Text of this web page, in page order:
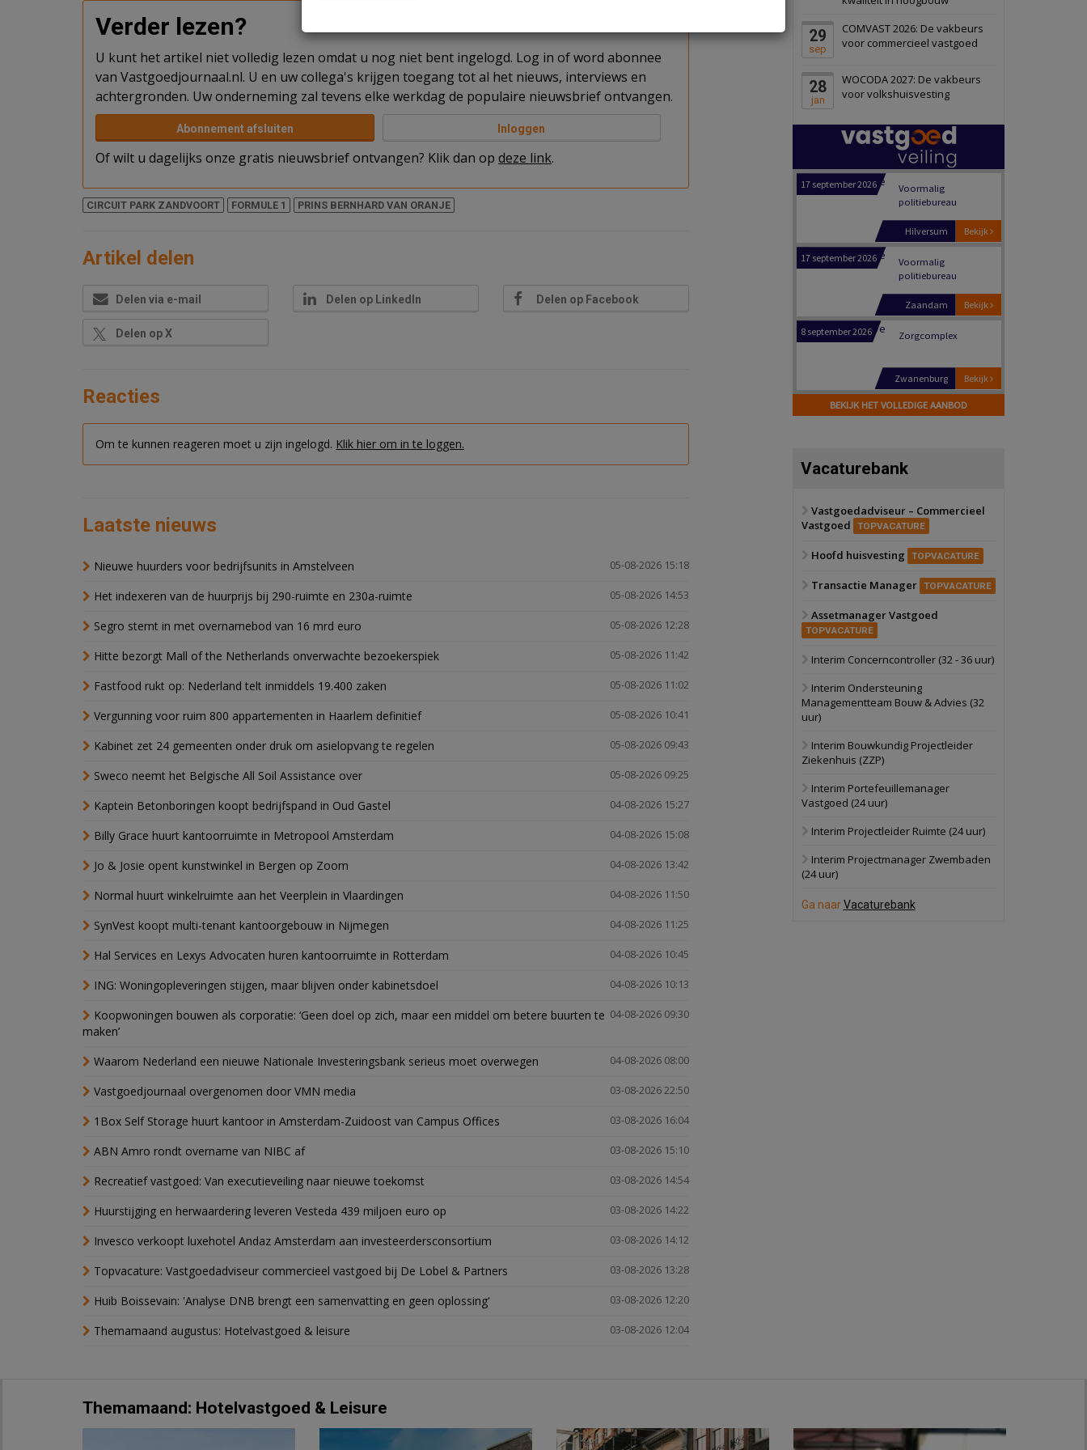
Verder lezen?
U kunt het artikel niet volledig lezen omdat u nog niet bent ingelogd. Log in of word abonnee
van Vastgoedjournaal.nl. U en uw collega's krijgen toegang tot al het nieuws, interviews en
achtergronden. Uw onderneming zal tevens elke werkdag de populaire nieuwsbrief ontvangen.
Abonnement afsluiten Inloggen
Of wilt u dagelijks onze gratis nieuwsbrief ontvangen? Klik dan op deze link.
CIRCUIT PARK ZANDVOORT FORMULE 1 PRINS BERNHARD VAN ORANJE
Artikel delen
Delen via e-mail Delen op LinkedIn Delen op Facebook
Delen op X
Reacties
Om te kunnen reageren moet u zijn ingelogd. Klik hier om in te loggen.
Laatste nieuws
05-08-2026 15:18
Nieuwe huurders voor bedrijfsunits in Amstelveen
05-08-2026 14:53
Het indexeren van de huurprijs bij 290-ruimte en 230a-ruimte
05-08-2026 12:28
Segro stemt in met overnamebod van 16 mrd euro
05-08-2026 11:42
Hitte bezorgt Mall of the Netherlands onverwachte bezoekerspiek
05-08-2026 11:02
Fastfood rukt op: Nederland telt inmiddels 19.400 zaken
05-08-2026 10:41
Vergunning voor ruim 800 appartementen in Haarlem definitief
05-08-2026 09:43
Kabinet zet 24 gemeenten onder druk om asielopvang te regelen
05-08-2026 09:25
Sweco neemt het Belgische All Soil Assistance over
04-08-2026 15:27
Kaptein Betonboringen koopt bedrijfspand in Oud Gastel
04-08-2026 15:08
Billy Grace huurt kantoorruimte in Metropool Amsterdam
04-08-2026 13:42
Jo & Josie opent kunstwinkel in Bergen op Zoom
04-08-2026 11:50
Normal huurt winkelruimte aan het Veerplein in Vlaardingen
04-08-2026 11:25
SynVest koopt multi-tenant kantoorgebouw in Nijmegen
04-08-2026 10:45
Hal Services en Lexys Advocaten huren kantoorruimte in Rotterdam
04-08-2026 10:13
ING: Woningopleveringen stijgen, maar blijven onder kabinetsdoel
04-08-2026 09:30
Koopwoningen bouwen als corporatie: ‘Geen doel op zich, maar een middel om betere buurten te
maken’
04-08-2026 08:00
Waarom Nederland een nieuwe Nationale Investeringsbank serieus moet overwegen
03-08-2026 22:50
Vastgoedjournaal overgenomen door VMN media
03-08-2026 16:04
1Box Self Storage huurt kantoor in Amsterdam-Zuidoost van Campus Offices
03-08-2026 15:10
ABN Amro rondt overname van NIBC af
03-08-2026 14:54
Recreatief vastgoed: Van executieveiling naar nieuwe toekomst
03-08-2026 14:22
Huurstijging en herwaardering leveren Vesteda 439 miljoen euro op
03-08-2026 14:12
Invesco verkoopt luxehotel Andaz Amsterdam aan investeerdersconsortium
03-08-2026 13:28
Topvacature: Vastgoedadviseur commercieel vastgoed bij De Lobel & Partners
03-08-2026 12:20
Huib Boissevain: 'Analyse DNB brengt een samenvatting en geen oplossing'
03-08-2026 12:04
Themamaand augustus: Hotelvastgoed & leisure
29
sep
COMVAST 2026: De vakbeurs
voor commercieel vastgoed
28
jan
WOCODA 2027: De vakbeurs
voor volkshuisvesting
Schuinesloot
27 augustus 2026 Binnenvaartschip
Bekijk
Panheel
17 september 2026
politiebureau
Dordrecht
17 september 2026
Voormalig
politiebureau
Bekijk
Hilversum
17 september 2026
Voormalig
politiebureau
Bekijk
Zaandam
8 september 2026 Zorgcomplex
Bekijk
Zwanenburg
6 oktober 2026 Transformatieobject
Oranje
28 september 2026
Grootschalig
27 augustus 2026
17 september 2026
Voormalig
Bekijk
Dordrecht
politiebureau
politiebureau
BEKIJK HET VOLLEDIGE AANBOD
Vacaturebank
Vastgoedadviseur – Commercieel
Vastgoed
TOPVACATURE
Hoofd huisvesting TOPVACATURE
Transactie Manager TOPVACATURE
Assetmanager Vastgoed
TOPVACATURE
Interim Concerncontroller (32 - 36 uur)
Interim Ondersteuning
Managementteam Bouw & Advies (32
uur)
Interim Bouwkundig Projectleider
Ziekenhuis (ZZP)
Interim Portefeuillemanager
Vastgoed (24 uur)
Interim Projectleider Ruimte (24 uur)
Interim Projectmanager Zwembaden
(24 uur)
Ga naarVacaturebank
Themamaand: Hotelvastgoed & Leisure